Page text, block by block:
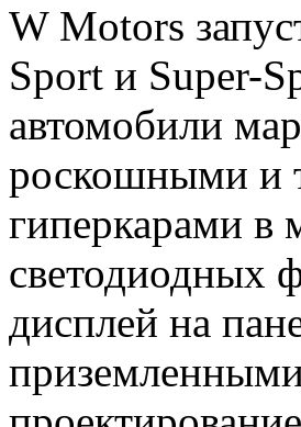
W Motors
Sport и Super-
автомобили
роскошными и
гиперкарами в
светодиодных
дисплей на